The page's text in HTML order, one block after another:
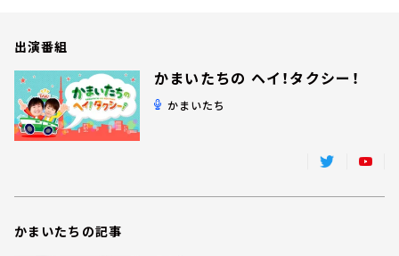
出演番組
かまいたちの ヘイ！タクシー！
かまいたち
かまいたちの記事